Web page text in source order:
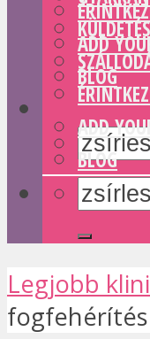
ADD
BLOG
ADD
BLOG
Legjobb